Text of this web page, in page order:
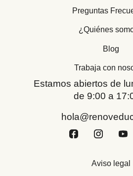
Preguntas
¿Quiénes
Blog
Trabaja con
Estamos abiertos de
de 9:00 a
Aviso legal